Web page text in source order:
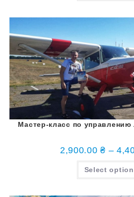
Мастер-класс по управлению
2,900.00₴ –
Select